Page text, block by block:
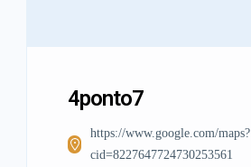
4ponto7
https://www.google.com/maps?
cid=8227647724730253561